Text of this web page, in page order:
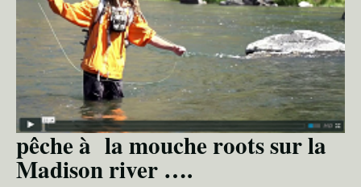
pêche à la mouche roots sur la
Madison river ….